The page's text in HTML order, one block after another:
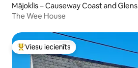
Mājoklis – Causeway Coast and Glens
The Wee House
Populārs viesu iecienīts mājoklis
Viesu iecienīts